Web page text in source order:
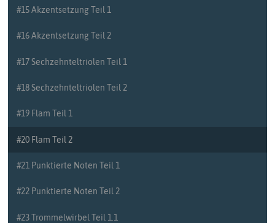
#15 Akzentsetzung Teil 1
#16 Akzentsetzung Teil 2
#17 Sechzehnteltriolen Teil 1
#18 Sechzehnteltriolen Teil 2
#19 Flam Teil 1
#20 Flam Teil 2
#21 Punktierte Noten Teil 1
#22 Punktierte Noten Teil 2
#23 Trommelwirbel Teil 1.1